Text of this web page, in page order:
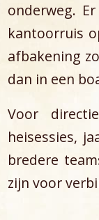
onderweg.
kantoorruis
afbakening
dan in een
Voor
heisessies,
bredere
zijn voor